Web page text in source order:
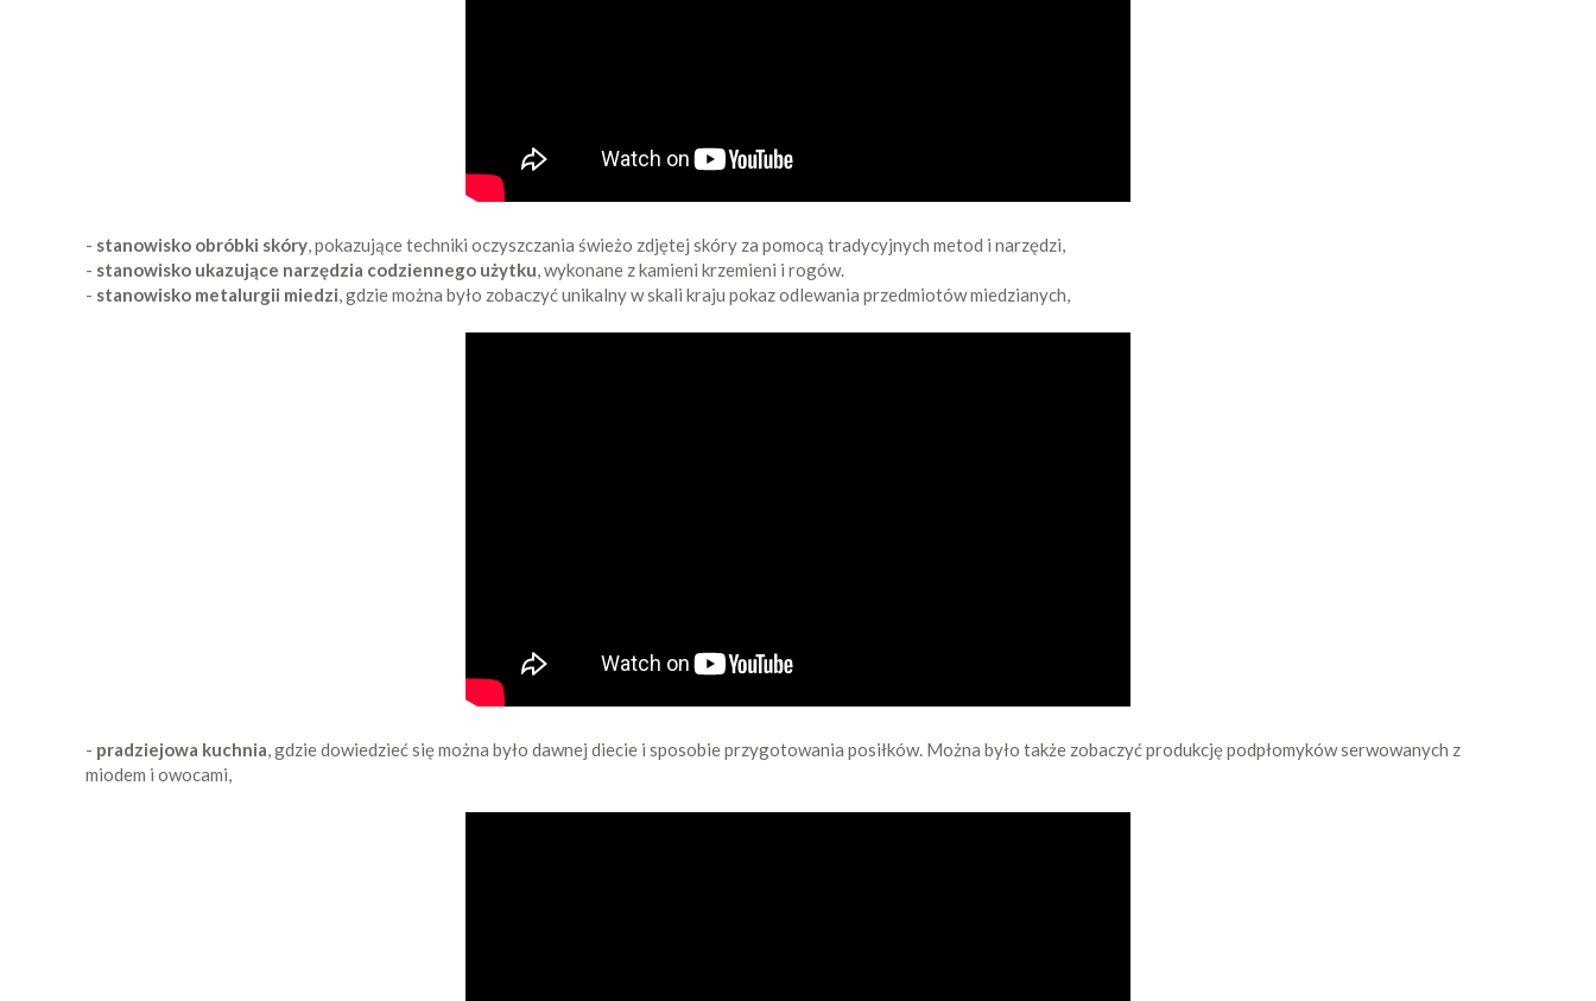
- stanowisko obróbki skóry, pokazujące techniki oczyszczania świeżo zdjętej skóry za pomocą tradycyjnych metod i narzędzi,
- stanowisko ukazujące narzędzia codziennego użytku, wykonane z kamieni krzemieni i rogów.
- stanowisko metalurgii miedzi, gdzie można było zobaczyć unikalny w skali kraju pokaz odlewania przedmiotów miedzianych,
- pradziejowa kuchnia, gdzie dowiedzieć się można było dawnej diecie i sposobie przygotowania posiłków. Można było także zobaczyć produkcję podpłomyków serwowanych z
miodem i owocami,